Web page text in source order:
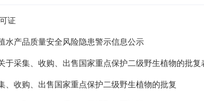
证
水产品质量安全风险隐患警示信息公示
于采集、收购、出售国家重点保护二级野生植物的批复
、收购、出售国家重点保护二级野生植物的批复